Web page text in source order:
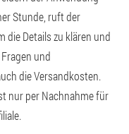
Stunde, ruft der
die Details zu klären und
und
die Versandkosten.
nur per Nachnahme für